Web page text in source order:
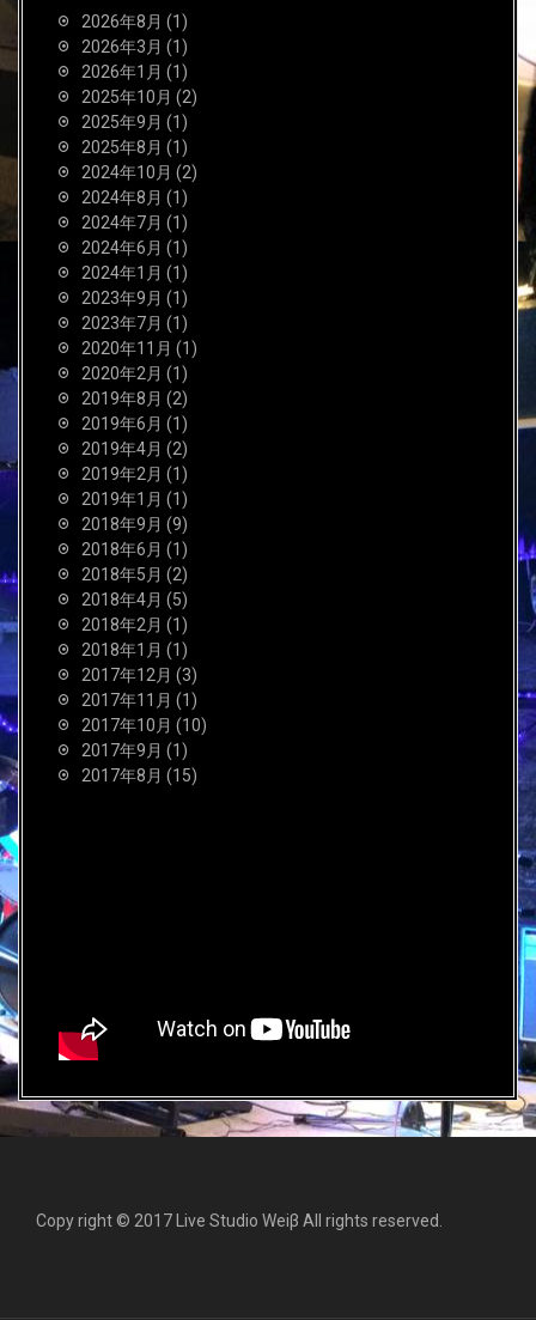
2026年8月 (1)
2026年3月 (1)
2026年1月 (1)
2025年10月 (2)
2025年9月 (1)
2025年8月 (1)
2024年10月 (2)
2024年8月 (1)
2024年7月 (1)
2024年6月 (1)
2024年1月 (1)
2023年9月 (1)
2023年7月 (1)
2020年11月 (1)
2020年2月 (1)
2019年8月 (2)
2019年6月 (1)
2019年4月 (2)
2019年2月 (1)
2019年1月 (1)
2018年9月 (9)
2018年6月 (1)
2018年5月 (2)
2018年4月 (5)
2018年2月 (1)
2018年1月 (1)
2017年12月 (3)
2017年11月 (1)
2017年10月 (10)
2017年9月 (1)
2017年8月 (15)
Copy right © 2017 Live Studio Weiβ All rights reserved.